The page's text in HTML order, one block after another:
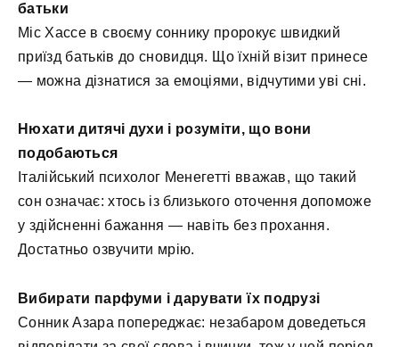
батьки
Міс Хассе в своєму соннику пророкує швидкий
приїзд батьків до сновидця. Що їхній візит принесе
— можна дізнатися за емоціями, відчутими уві сні.
Нюхати дитячі духи і розуміти, що вони
подобаються
Італійський психолог Менегетті вважав, що такий
сон означає: хтось із близького оточення допоможе
у здійсненні бажання — навіть без прохання.
Достатньо озвучити мрію.
Вибирати парфуми і дарувати їх подрузі
Сонник Азара попереджає: незабаром доведеться